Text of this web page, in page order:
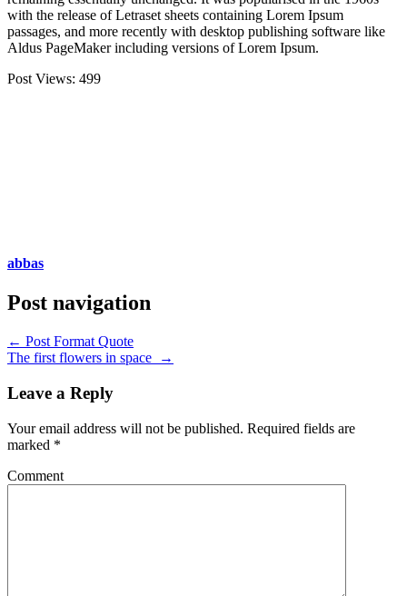
with the release of Letraset sheets containing Lorem Ipsum
passages, and more recently with desktop publishing software like
Aldus PageMaker including versions of Lorem Ipsum.
Post Views: 499
abbas
Post navigation
← Post Format Quote
The first flowers in space
→
Leave a Reply
Your email address will not be published. Required fields are
marked *
Comment